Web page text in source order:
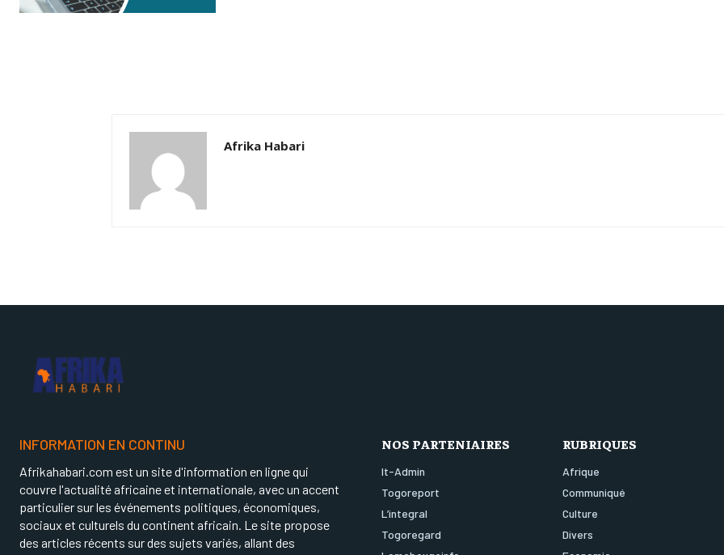
Afrika Habari
INFORMATION EN CONTINU
Afrikahabari.com est un site d'information en ligne qui
couvre l'actualité africaine et internationale, avec un accent
particulier sur les événements politiques, économiques,
sociaux et culturels du continent africain. Le site propose
des articles récents sur des sujets variés, allant des
NOS PARTENIAIRES
It-Admin
Togoreport
L’integral
Togoregard
RUBRIQUES
Afrique
Communiqué
Culture
Divers